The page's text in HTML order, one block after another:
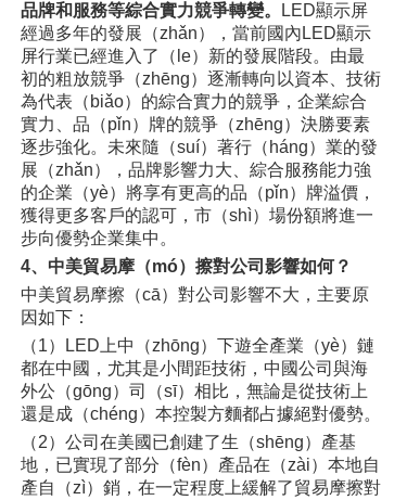
品牌和服務等綜合實力競爭轉變。 LED顯示屏
經過多年的發展（zhǎn），當前國內LED顯示
屏行業已經進入了（le）新的發展階段。由最
初的粗放競爭（zhēng）逐漸轉向以資本、技術
為代表（biǎo）的綜合實力的競爭，企業綜合
實力、品（pǐn）牌的競爭（zhēng）決勝要素
逐步強化。未來隨（suí）著行（háng）業的發
展（zhǎn），品牌影響力大、綜合服務能力強
的企業（yè）將享有更高的品（pǐn）牌溢價，
獲得更多客戶的認可，市（shì）場份額將進一
步向優勢企業集中。
4、中美貿易摩（mó）擦對公司影響如何？
中美貿易摩擦（cā）對公司影響不大，主要原
因如下：
（1）LED上中（zhōng）下遊全產業（yè）鏈
都在中國，尤其是小間距技術，中國公司與海
外公（gōng）司（sī）相比，無論是從技術上
還是成（chéng）本控製方麵都占據絕對優勢。
（2）公司在美國已創建了生（shēng）產基
地，已實現了部分（fèn）產品在（zài）本地自
產自（zì）銷，在一定程度上緩解了貿易摩擦對